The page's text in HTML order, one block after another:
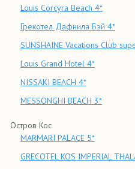
Louis Corcyra Beach 4*
Грекотел Дафнила Бэй 4*
SUNSHAINE Vacations Club
Louis Grand Hotel 4*
NISSAKI BEACH 4*
MESSONGHI BEACH 3*
Остров Кос
MARMARI PALACE 5*
GRECOTEL KOS IMPERIAL